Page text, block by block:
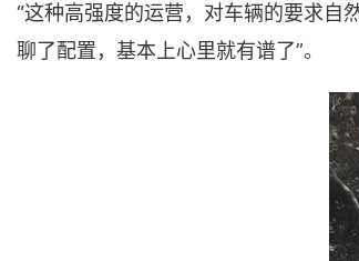
“这种高强度的运营，对车辆的要求自
聊了配置，基本上心里就有谱了”。